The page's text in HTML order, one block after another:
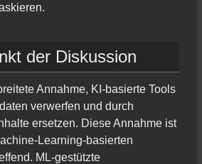
der Diskussion
Annahme, KI-basierte Tools
verwerfen und durch
ersetzen. Diese Annahme ist
Learning-basierten
ML-gestützte